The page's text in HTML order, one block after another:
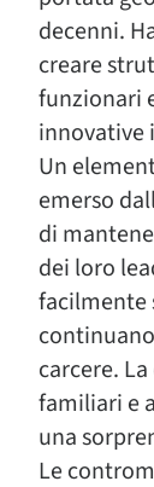
decenni.
creare
funzionari
innovative
Un
emerso
di
dei loro
facilmente
carcere.
familiari e
una
Le